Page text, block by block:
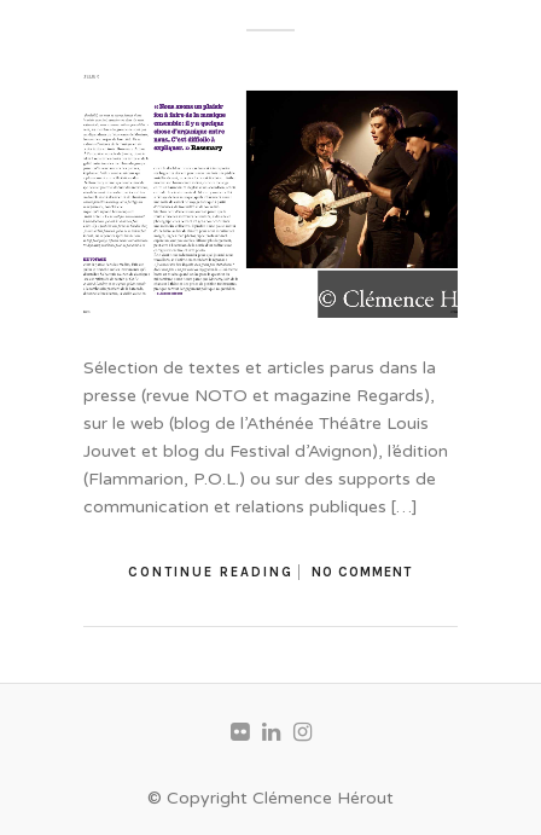
Sélection de textes et articles parus dans la
presse (revue NOTO et magazine Regards),
sur le web (blog de l’Athénée Théâtre Louis
Jouvet et blog du Festival d’Avignon), l’édition
(Flammarion, P.O.L.) ou sur des supports de
communication et relations publiques […]
CONTINUE READING NO COMMENT
© Copyright Clémence Hérout